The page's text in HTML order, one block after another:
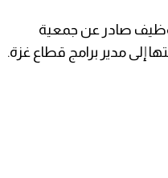
صادر عن جمعية
إلى مدير برامج قطاع غزة.